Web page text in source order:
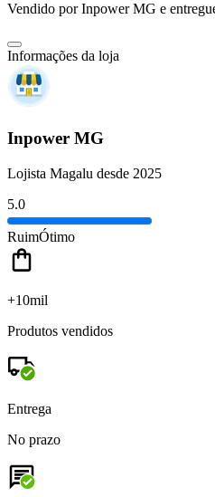
Vendido porInpower MG e
Informações da loja
Inpower MG
Lojista Magalu desde 2025
5.0
RuimÓtimo
+10mil
Produtos vendidos
Entrega
No prazo